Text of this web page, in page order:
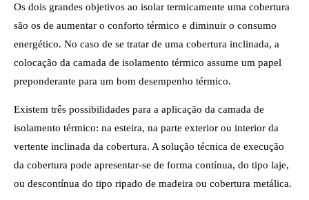
Os dois grandes objetivos ao isolar termicamente uma cobertura
são os de aumentar o conforto térmico e diminuir o consumo
energético. No caso de se tratar de uma cobertura inclinada, a
colocação da camada de isolamento térmico assume um papel
preponderante para um bom desempenho térmico.
Existem três possibilidades para a aplicação da camada de
isolamento térmico: na esteira, na parte exterior ou interior da
vertente inclinada da cobertura. A solução técnica de execução
da cobertura pode apresentar-se de forma contínua, do tipo laje,
ou descontínua do tipo ripado de madeira ou cobertura metálica.